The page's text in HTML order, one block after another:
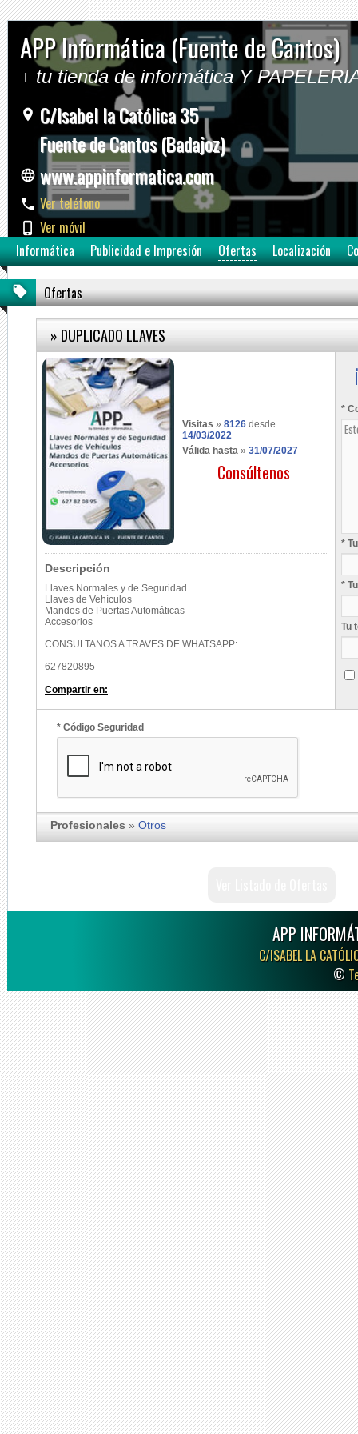
APP Informática (Fuente de Cantos)
tu tienda de informática Y
C/Isabel la Católica 35
Fuente de Cantos (Badajoz)
www.appinformatica.com
Ver teléfono
Ver móvil
Informática
Publicidad e Impresión Ofertas Localización
Ofertas
» DUPLICADO LLAVES
Visitas » 8126 desde
14/03/2022
Válida hasta » 31/07/2027
Consúltenos
Descripción
Llaves Normales y de Seguridad
Llaves de Vehículos
Mandos de Puertas Automáticas
Accesorios
CONSULTANOS A TRAVES DE WHATSAPP:
627820895
Compartir en:
*
*
*
Tu
* Código Seguridad
Profesionales » Otros
APP
C/ISABEL LA
©